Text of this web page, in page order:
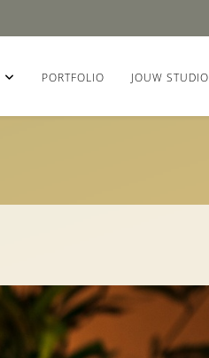
PORTFOLIO JOUW STUDIO